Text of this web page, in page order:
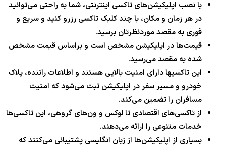
با نصب اپلیکیشن‌های تاکسی اینترنتی، شما به راحتی می‌توانید
در هر زمان و مکان، با چند کلیک تاکسی رزرو کنید و سریع و
فوری به مقصد موردنظرتان برسید.
قیمت‌ها در اپلیکیشن مشخص است و براساس قیمت مشخص
شده به مقصد می‌رسید.
این تاکسیها دارای امنیت بالایی هستند و اطلاعات راننده، پلاک
خودرو و مسیر سفر در اپلیکیشن ثبت می‌شود که امنیت
مسافران را تضمین می‌کند.
از تاکسی‌های اقتصادی تا لوکس و ون‌های گروهی، این تاکسی‌ها
خدمات متنوعی را ارائه می‌دهند.
بسیاری از اپلیکیشن‌ها از زبان انگلیسی پشتیبانی می‌کنند که